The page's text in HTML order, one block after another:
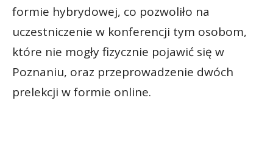
formie hybrydowej, co pozwoliło na
uczestniczenie w konferencji tym osobom,
które nie mogły fizycznie pojawić się w
Poznaniu, oraz przeprowadzenie dwóch
prelekcji w formie online.